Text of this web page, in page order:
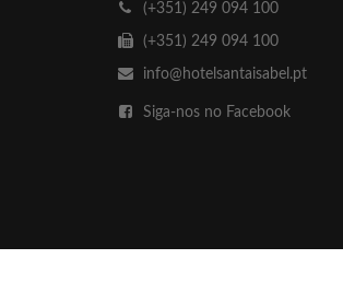
(+351) 249 094 100
(+351) 249 094 100
info@hotelsantaisabel.pt
Siga-nos no Facebook